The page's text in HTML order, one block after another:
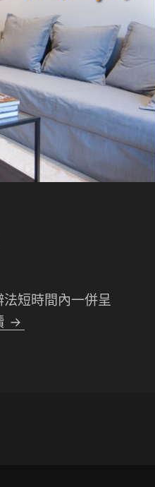
短時間內一併呈
1分鐘看完裝修改造全紀錄